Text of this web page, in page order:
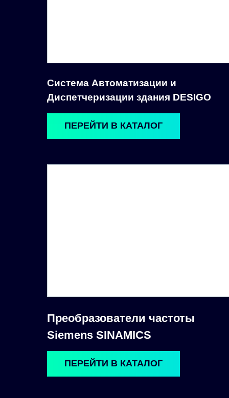
Система Автоматизации и
Диспетчеризации здания DESIGO
ПЕРЕЙТИ В КАТАЛОГ
Преобразователи частоты
Siemens SINAMICS
ПЕРЕЙТИ В КАТАЛОГ